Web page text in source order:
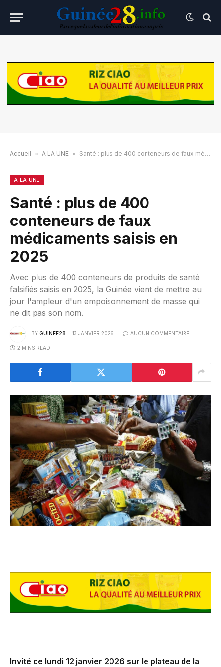
Accueil » A LA UNE » Santé : plus de 400 conteneurs de faux médicaments saisis en 2025
A LA UNE
Santé : plus de 400
conteneurs de faux
médicaments saisis en
2025
Avec plus de 400 conteneurs de produits de santé
falsifiés saisis en 2025, la Guinée vient de mettre au
jour l'ampleur d'un empoisonnement de masse qui
ne dit pas son nom.
BY GUINEE28 13 JANVIER 2026 AUCUN COMMENTAIRE
2 MINS READ
Invité ce lundi 12 janvier 2026 sur le plateau de la